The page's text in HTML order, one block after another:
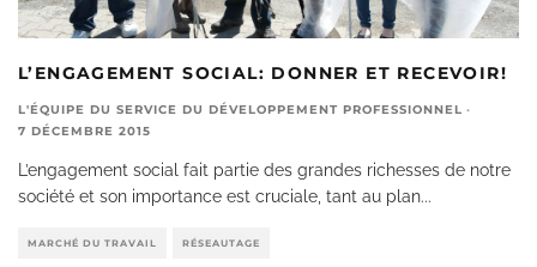
L’ENGAGEMENT SOCIAL: DONNER ET RECEVOIR!
L'ÉQUIPE DU SERVICE DU DÉVELOPPEMENT PROFESSIONNEL ·
7 DÉCEMBRE 2015
L’engagement social fait partie des grandes richesses de notre
société et son importance est cruciale, tant au plan...
MARCHÉ DU TRAVAIL RÉSEAUTAGE